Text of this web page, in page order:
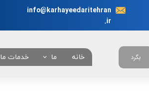
info@karhayeedaritehran
.ir
خانه ما خدمات ما بگرد